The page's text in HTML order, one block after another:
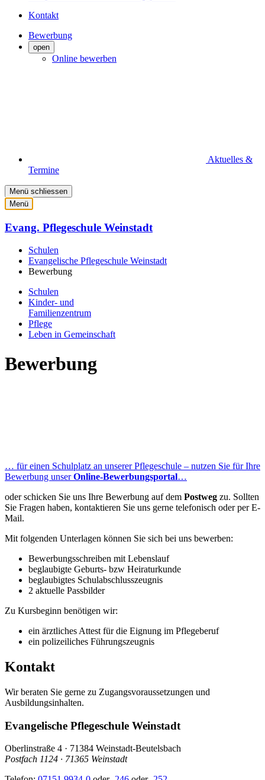
Kontakt
Bewerbung
open
Online bewerben
Aktuelles &
Termine
Menü schliessen
Menü
Evang. Pflegeschule Weinstadt
Schulen
Evangelische Pflegeschule Weinstadt
Bewerbung
Schulen
Kinder- und
Familienzentrum
Pflege
Leben in Gemeinschaft
Bewerbung
… für einen Schulplatz an unserer Pflegeschule – nutzen Sie für Ihre
Bewerbung unserOnline-Bewerbungsportal…
oder schicken Sie uns Ihre Bewerbung auf dem Postweg zu. Sollten
Sie Fragen haben, kontaktieren Sie uns gerne telefonisch oder per E-
Mail.
Mit folgenden Unterlagen können Sie sich bei uns bewerben:
Bewerbungsschreiben mit Lebenslauf
beglaubigte Geburts- bzw Heiraturkunde
beglaubigtes Schulabschlusszeugnis
2 aktuelle Passbilder
Zu Kursbeginn benötigen wir:
ein ärztliches Attest für die Eignung im Pflegeberuf
ein polizeiliches Führungszeugnis
Kontakt
Wir beraten Sie gerne zu Zugangsvoraussetzungen und
Ausbildungsinhalten.
Evangelische Pflegeschule Weinstadt
Oberlinstraße 4 · 71384 Weinstadt-Beutelsbach
Postfach 1124 · 71365 Weinstadt